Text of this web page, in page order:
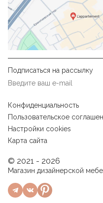
Подписаться на рассылку
Конфиденциальность
Пользовательское
Настройки cookies
Карта сайта
© 2021 - 2026
Магазин дизайнерской